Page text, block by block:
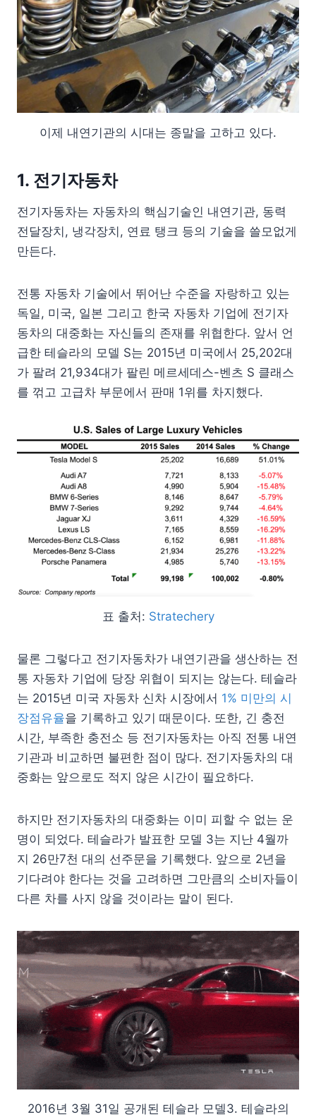
이제 내연기관의 시대는 종말을 고하고 있다.
1. 전기자동차
전기자동차는 자동차의 핵심기술인 내연기관, 동력
전달장치, 냉각장치, 연료 탱크 등의 기술을 쓸모없게
만든다.
전통 자동차 기술에서 뛰어난 수준을 자랑하고 있는
독일, 미국, 일본 그리고 한국 자동차 기업에 전기자
동차의 대중화는 자신들의 존재를 위협한다. 앞서 언
급한 테슬라의 모델 S는 2015년 미국에서 25,202대
가 팔려 21,934대가 팔린 메르세데스-벤츠 S 클래스
를 꺾고 고급차 부문에서 판매 1위를 차지했다.
표 출처: Stratechery
물론 그렇다고 전기자동차가 내연기관을 생산하는 전
통 자동차 기업에 당장 위협이 되지는 않는다. 테슬라
는 2015년 미국 자동차 신차 시장에서 1% 미만의 시
장점유율을 기록하고 있기 때문이다. 또한, 긴 충전
시간, 부족한 충전소 등 전기자동차는 아직 전통 내연
기관과 비교하면 불편한 점이 많다. 전기자동차의 대
중화는 앞으로도 적지 않은 시간이 필요하다.
하지만 전기자동차의 대중화는 이미 피할 수 없는 운
명이 되었다. 테슬라가 발표한 모델 3는 지난 4월까
지 26만7천 대의 선주문을 기록했다. 앞으로 2년을
기다려야 한다는 것을 고려하면 그만큼의 소비자들이
다른 차를 사지 않을 것이라는 말이 된다.
2016년 3월 31일 공개된 테슬라 모델3. 테슬라의